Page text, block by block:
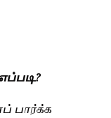
பார்க்க